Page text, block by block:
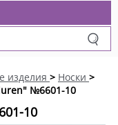
изделия > Носки >
№6601-10
10